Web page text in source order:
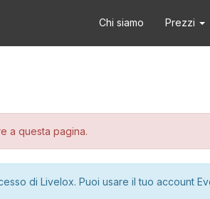
Chi siamo Prezzi
a questa pagina.
di Livelox. Puoi usare il tuo account